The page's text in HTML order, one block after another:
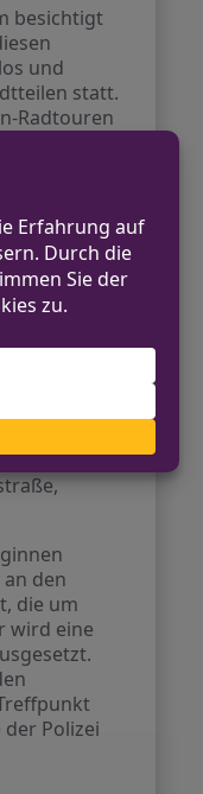
besichtigt
und
statt.
Radtouren
11
2026,
11
2026,
den
die um
wird eine
Polizei